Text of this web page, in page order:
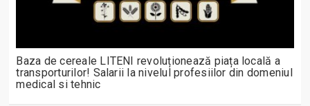
Baza de cereale LITENI revoluționează piața locală a
transporturilor! Salarii la nivelul profesiilor din domeniul
medical si tehnic